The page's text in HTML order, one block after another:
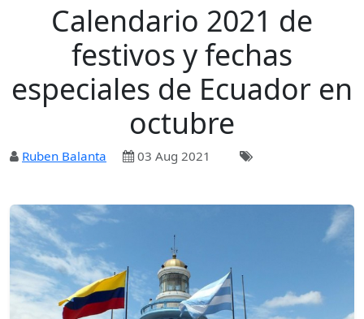
Calendario 2021 de
festivos y fechas
especiales de Ecuador en
octubre
Ruben Balanta 03 Aug 2021